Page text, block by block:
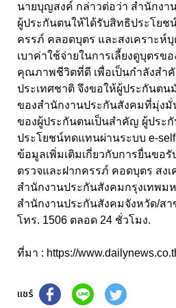
นายบุญสงค์ กล่าวต่อว่า สำนักง
ผู้ประกันตนให้ได้รับสิทธิประโยช
ครรภ์ คลอดบุตร และสงเคราะห์บุ
เบาค่าใช้จ่ายในการเลี้ยงดูบุตรข
คุณภาพชีวิตที่ดี เพื่อเป็นกำลังส
ประเทศชาติ จึงขอให้ผู้ประกันตน
ของสำนักงานประกันสังคมที่มุ่งมั่
ของผู้ประกันตนเป็นสำคัญ ผู้ประ
ประโยชน์ทดแทนผ่านระบบ e-
ข้อมูลเพิ่มเติมเกี่ยวกับการยื่นขอ
ตรวจและฝากครรภ์ คอดบุตร สงเ
สำนักงานประกันสังคมกรุงเทพม
สำนักงานประกันสังคมจังหวัด/ส
โทร. 1506 ตลอด 24 ชั่วโมง.
ที่มา : https://
แชร์